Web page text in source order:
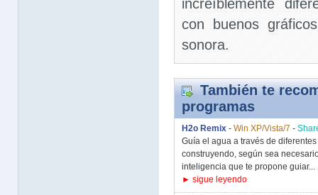
increíblemente
con buenos
sonora.
También te
programas
H2o Remix - Win XP/Vista/7 -
Guía el agua a través de
construyendo, según sea
inteligencia que te propone guiar...
► sigue leyendo